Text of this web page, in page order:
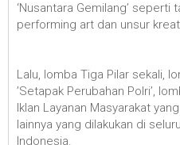
‘Nusantara Gemilang’ seperti
performing art dan unsur
Lalu, lomba Tiga Pilar sekali,
’Setapak Perubahan Polri’,
Iklan Layanan Masyarakat
lainnya yang dilakukan di
Indonesia.